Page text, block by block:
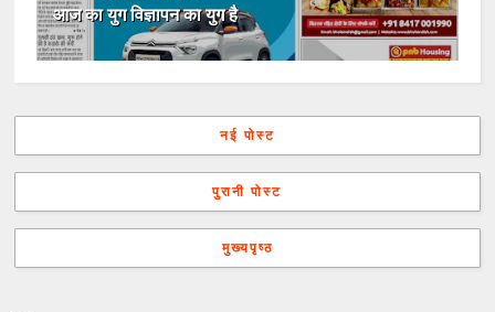
आज का युग विज्ञापन का युग है
नई पोस्ट
पुरानी पोस्ट
मुख्यपृष्ठ